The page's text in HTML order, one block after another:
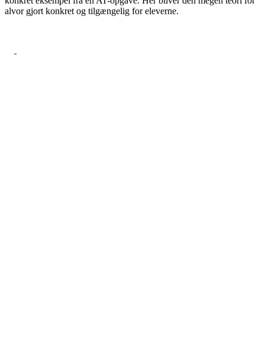
alvor gjort konkret og tilgængelig for eleverne.